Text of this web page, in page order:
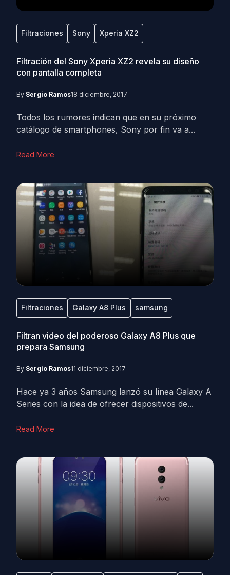
Filtraciones Sony Xperia XZ2
Filtración del Sony Xperia XZ2 revela su diseño
con pantalla completa
By Sergio Ramos18 diciembre, 2017
Todos los rumores indican que en su próximo
catálogo de smartphones, Sony por fin va a...
Read More
Filtraciones Galaxy A8 Plus samsung
Filtran video del poderoso Galaxy A8 Plus que
prepara Samsung
By Sergio Ramos11 diciembre, 2017
Hace ya 3 años Samsung lanzó su línea Galaxy A
Series con la idea de ofrecer dispositivos de...
Read More